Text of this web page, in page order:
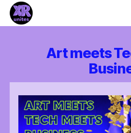
Art meets